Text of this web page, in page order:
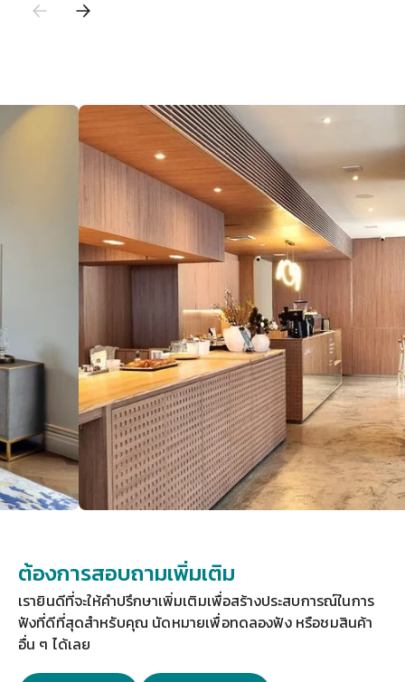
ต้องการสอบถามเพิ่มเติม
เรายินดีที่จะให้คำปรึกษาเพิ่มเติมเพื่อสร้างประสบการณ์ในการ
ฟังที่ดีที่สุดสำหรับคุณ นัดหมายเพื่อทดลองฟัง หรือชมสินค้า
อื่น ๆ ได้เลย